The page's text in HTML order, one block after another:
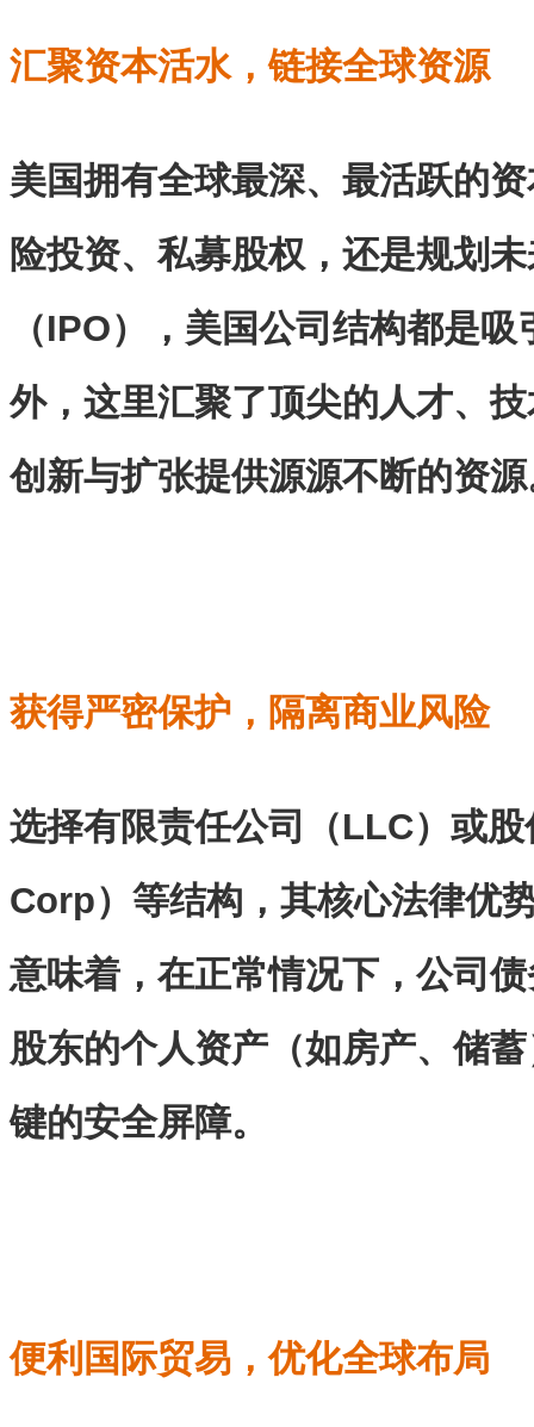
汇聚资本活水，链接全球资源
美国拥有全球最深、最活跃的
险投资、私募股权，还是规划
（IPO），美国公司结构都是
外，这里汇聚了顶尖的人才、
创新与扩张提供源源不断的资
获得严密保护，隔离商业风险
选择有限责任公司（LLC）或
Corp）等结构，其核心法律优
意味着，在正常情况下，公司
股东的个人资产（如房产、储
键的安全屏障。
便利国际贸易，优化全球布局